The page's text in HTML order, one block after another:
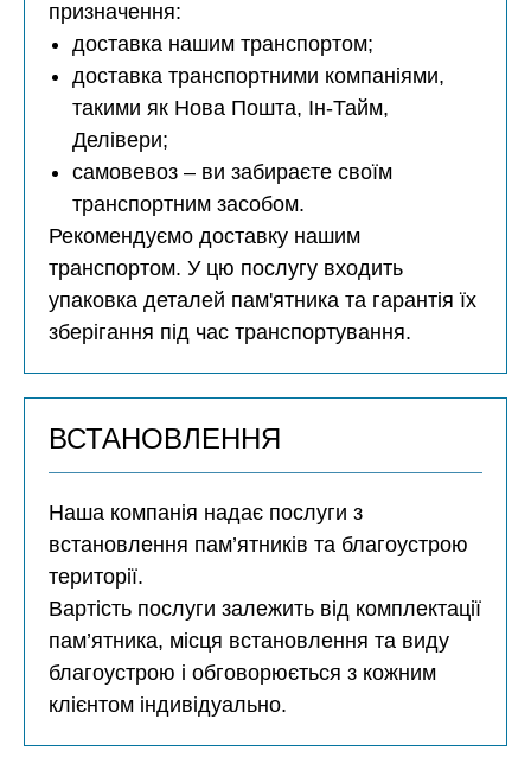
призначення:
доставка нашим транспортом;
доставка транспортними компаніями,
такими як Нова Пошта, Ін-Тайм,
Делівери;
самовевоз – ви забираєте своїм
транспортним засобом.
Рекомендуємо доставку нашим
транспортом. У цю послугу входить
упаковка деталей пам'ятника та гарантія їх
зберігання під час транспортування.
ВСТАНОВЛЕННЯ
Наша компанія надає послуги з
встановлення пам’ятників та благоустрою
території.
Вартість послуги залежить від комплектації
пам’ятника, місця встановлення та виду
благоустрою і обговорюється з кожним
клієнтом індивідуально.